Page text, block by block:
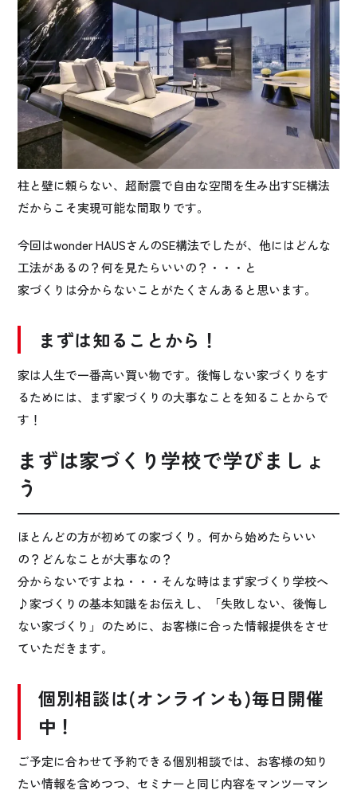
柱と壁に頼らない、超耐震で自由な空間を生み出すSE構法
だからこそ実現可能な間取りです。
今回はwonder HAUSさんのSE構法でしたが、 他にはどんな
工法があるの？何を見たらいいの？・・・と
家づくりは分からないことがたくさんあると思います。
まずは知ることから！
家は人生で一番高い買い物です。後悔しない家づくりをす
るためには、まず家づくりの大事なことを知ることからで
す！
まずは家づくり学校で学びましょ
う
ほとんどの方が初めての家づくり。何から始めたらいい
の？どんなことが大事なの？
分からないですよね・・・そんな時はまず家づくり学校へ
♪家づくりの基本知識をお伝えし、「失敗しない、後悔し
ない家づくり」のために、お客様に合った情報提供をさせ
ていただきます。
個別相談は(オンラインも)毎日開催
中！
ご予定に合わせて予約できる個別相談では、お客様の知り
たい情報を含めつつ、セミナーと同じ内容をマンツーマン